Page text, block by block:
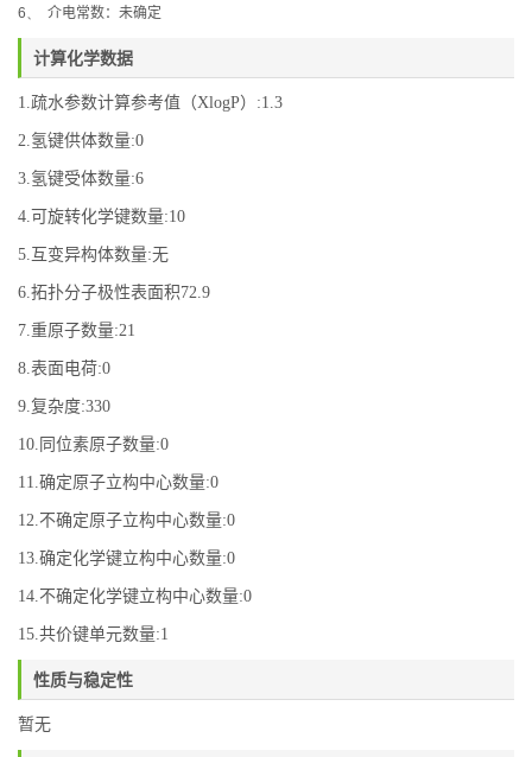
6、
介电常数：未确定
计算化学数据
1.疏水参数计算参考值（XlogP）:1.3
2.氢键供体数量:0
3.氢键受体数量:6
4.可旋转化学键数量:10
5.互变异构体数量:无
6.拓扑分子极性表面积72.9
7.重原子数量:21
8.表面电荷:0
9.复杂度:330
10.同位素原子数量:0
11.确定原子立构中心数量:0
12.不确定原子立构中心数量:0
13.确定化学键立构中心数量:0
14.不确定化学键立构中心数量:0
15.共价键单元数量:1
性质与稳定性
暂无